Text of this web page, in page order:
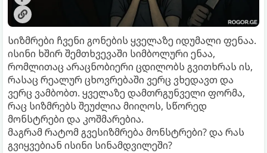
სიზმრები ჩვენი გონების ყველაზე იდუმალი ფენაა.
ისინი ხშირ შემთხვევაში სიმბოლური ენაა,
რომლითაც არაცნობიერი ცდილობს გვითხრას ის,
რასაც რეალურ ცხოვრებაში ვერც ვხედავთ და
ვერც ვამბობთ. ყველაზე დამთრგუნველი ფორმა,
რაც სიზმრებს შეუძლია მიიღოს, სწორედ
მონსტრები და კოშმარებია.
მაგრამ რატომ გვესიზმრება მონსტრები? და რას
გვიყვებიან ისინი სინამდვილეში?